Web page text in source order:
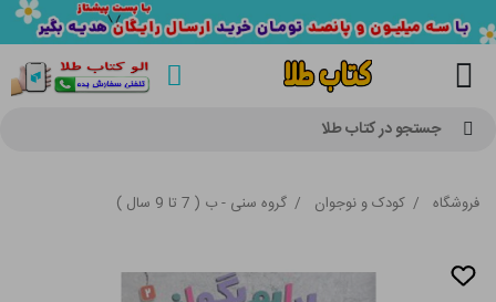
جستجو در کتاب طلا
فروشگاه / کودک و نوجوان / گروه سنی - ب ( 7 تا 9 سال )